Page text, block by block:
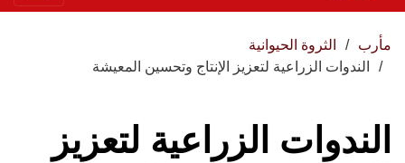
مأرب
الثروة الحيوانية
الندوات الزراعية لتعزيز الإنتاج وتحسين المعيشة
الندوات الزراعية لتعزيز